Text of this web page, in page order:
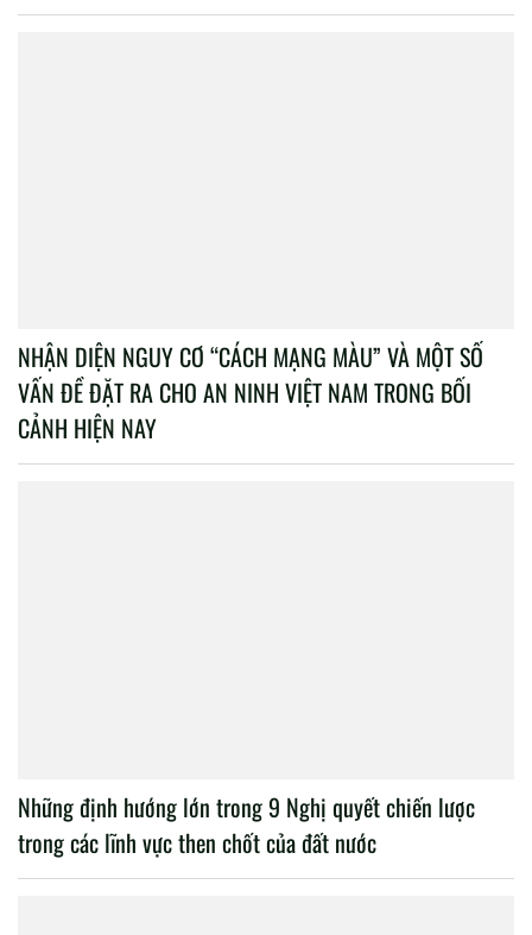
NHẬN DIỆN NGUY CƠ “CÁCH MẠNG MÀU” VÀ MỘT SỐ
VẤN ĐỀ ĐẶT RA CHO AN NINH VIỆT NAM TRONG BỐI
CẢNH HIỆN NAY
Những định hướng lớn trong 9 Nghị quyết chiến lược
trong các lĩnh vực then chốt của đất nước